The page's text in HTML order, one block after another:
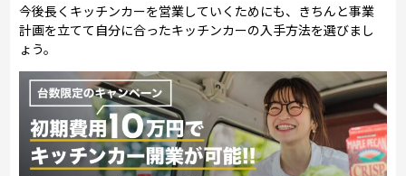
今後長くキッチンカーを営業していくためにも、きちんと事業
計画を立てて自分に合ったキッチンカーの入手方法を選びまし
ょう。